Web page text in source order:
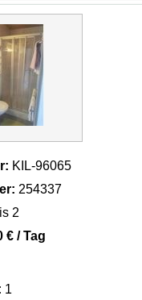
KIL-96065
254337
2
€ / Tag
1